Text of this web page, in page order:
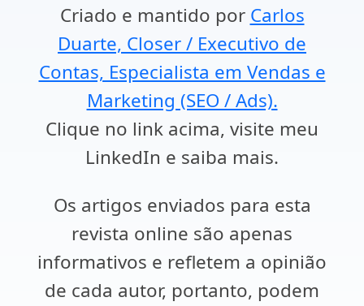
Criado e mantido por Carlos
Duarte, Closer / Executivo de
Contas, Especialista em Vendas e
Marketing (SEO / Ads).
Clique no link acima, visite meu
LinkedIn e saiba mais.
Os artigos enviados para esta
revista online são apenas
informativos e refletem a opinião
de cada autor, portanto, podem